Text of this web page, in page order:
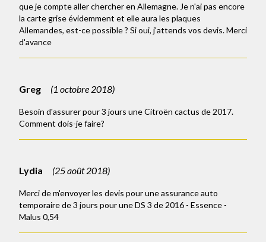
que je compte aller chercher en Allemagne. Je n'ai pas encore
la carte grise évidemment et elle aura les plaques
Allemandes, est-ce possible ? Si oui, j'attends vos devis. Merci
d'avance
Greg (1 octobre 2018)
Besoin d'assurer pour 3 jours une Citroën cactus de 2017.
Comment dois-je faire?
Lydia (25 août 2018)
Merci de m'envoyer les devis pour une assurance auto
temporaire de 3 jours pour une DS 3 de 2016 - Essence -
Malus 0,54